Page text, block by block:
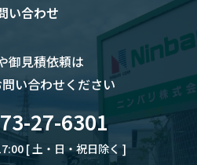
い合わせ
御見積依頼は
い合わせください
27-6301
[ 土・日・祝日除く ]